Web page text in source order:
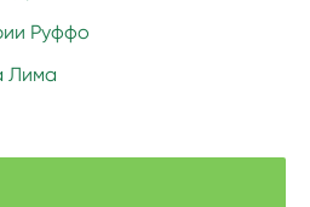
Руффо
Лима